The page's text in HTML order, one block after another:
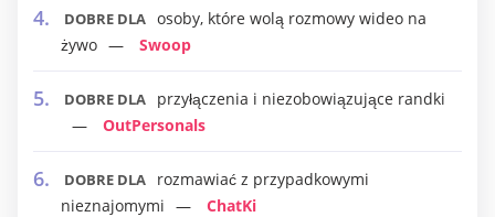
DOBRE DLA osoby, które wolą rozmowy wideo na
żywo
Swoop
DOBRE DLA
przyłączenia i niezobowiązujące randki
OutPersonals
DOBRE DLA
rozmawiać z przypadkowymi
nieznajomymi
ChatKi